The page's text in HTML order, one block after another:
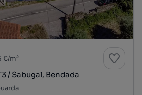
€/m²
/ Sabugal, Bendada